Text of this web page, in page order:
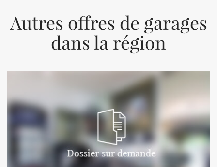
Autres offres de garages
dans la région